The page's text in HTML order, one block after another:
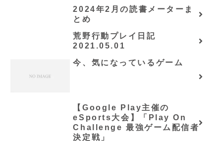
NOVELS)/可換環」シリーズ
全巻のあらすじ・感想
2024年2月の読書メーターま
とめ
荒野行動プレイ日記
2021.05.01
今、気になっているゲーム
【Google Play主催の
eSports大会】「Play On
Challenge 最強ゲーム配信者
決定戦」